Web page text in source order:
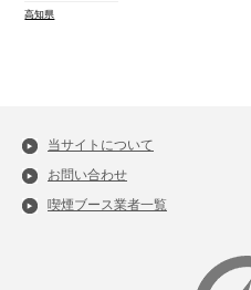
高知県
当サイトについて
お問い合わせ
喫煙ブース業者一覧